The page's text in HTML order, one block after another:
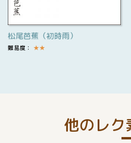
松尾芭蕉（初時雨）
難易度： ★★
他のレク